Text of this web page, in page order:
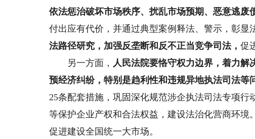
依法惩治破坏市场秩序、扰乱市场预期、恶意逃废
付出应有代价，并通过典型案例释法、警示，彰显
法路径研究，加强反垄断和反不正当竞争司法，促
另一方面， 人民法院要恪守权力边界，着力解
预经济纠纷，特别是趋利性和违规异地执法司法等
25条配套措施，巩固深化规范涉企执法司法专项
等保护企业产权和合法权益，建设法治化营商环境
促进建设全国统一大市场。